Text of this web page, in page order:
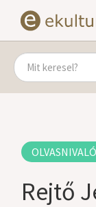
OLVASNIVALÓ
Rejtő